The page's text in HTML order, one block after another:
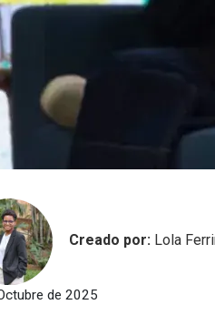
Creado por: Lola
de 2025